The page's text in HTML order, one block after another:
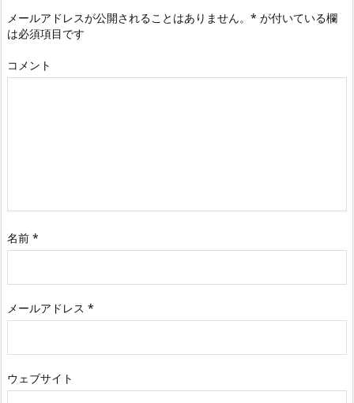
メールアドレスが公開されることはありません。 * が付いている欄
は必須項目です
コメント
名前 *
メールアドレス *
ウェブサイト